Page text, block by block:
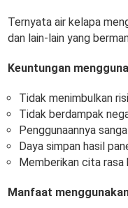
Ternyata air kelapa
dan lain-lain yang
Keuntungan
Tidak menimbulkan
Tidak berdampak
Penggunaannya
Daya simpan hasil
Memberikan cita rasa
Manfaat